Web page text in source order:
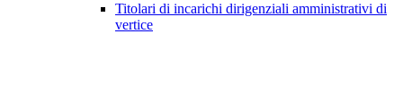
Titolari di incarichi dirigenziali amministrativi di
vertice